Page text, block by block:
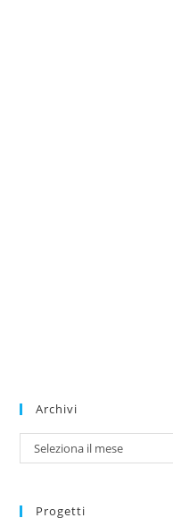
Archivi
Archivi
Seleziona il mese
Progetti